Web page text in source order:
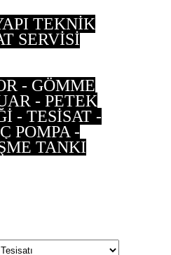
TEKNİK
SERVİSİ
- GÖMME
- PETEK
- TESİSAT -
POMPA -
TANKI